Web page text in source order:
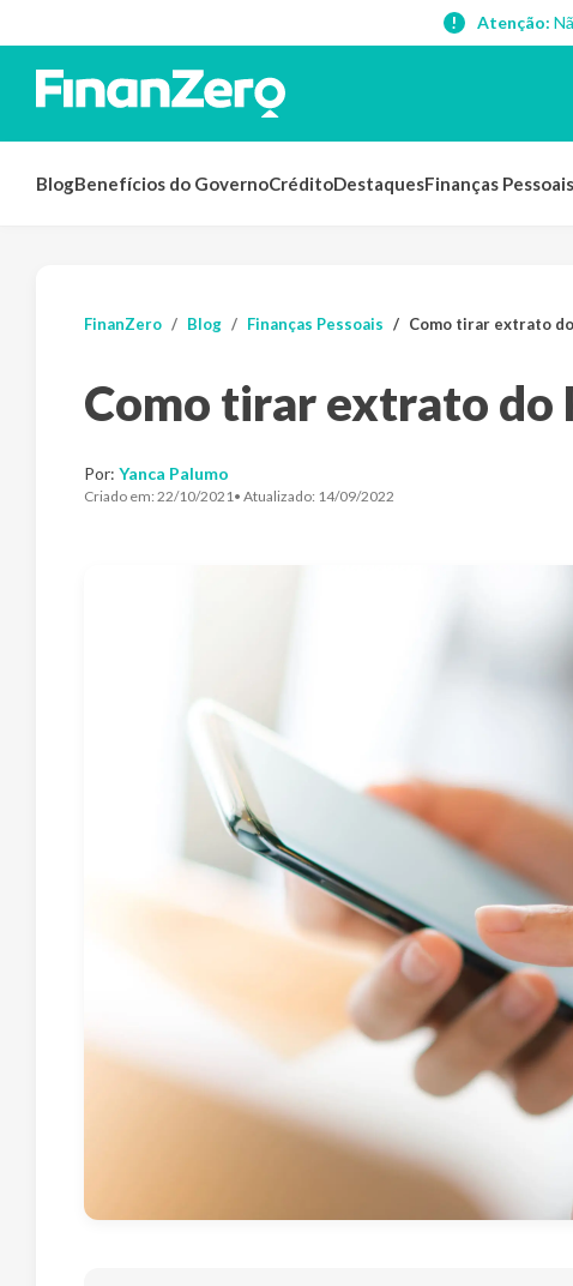
Atenção:
BlogBenefícios do GovernoCréditoDestaquesFinanças Pessoais
FinanZero Blog Finanças Pessoais Como tirar extrato
Como tirar extrato do
Por: Yanca Palumo
Criado em: 22/10/2021• Atualizado: 14/09/2022